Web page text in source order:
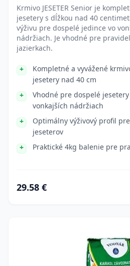
Krmivo JESETER Senior je
jesetery s dĺžkou nad 40
výživu pre dospelé jedince vo
nádržiach. Je vhodné pre
jazierkach.
Kompletné a vyvážené
jesetery nad 40 cm
Vhodné pre dospelé
vonkajších nádržiach
Optimálny výživový profil
jeseterov
Praktické 4kg balenie pre
29.58 €